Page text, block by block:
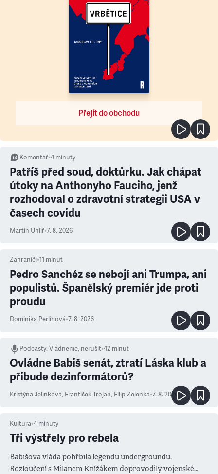
Přejít do obchodu
Komentář•4 minuty
Patříš před soud, doktůrku. Jak chápat
útoky na Anthonyho Fauciho, jenž
rozhodoval o zdravotní strategii USA v
časech covidu
Martin Uhlíř•7. 8. 2026
Zahraničí•11 minut
Pedro Sanchéz se nebojí ani Trumpa, ani
populistů. Španělský premiér jde proti
proudu
Dominika Perlínová•7. 8. 2026
Podcasty:Vládneme, nerušit•42 minut
Ovládne Babiš senát, ztratí Láska klub a
přibude dezinformátorů?
Kristýna Jelínková, František Trojan, Filip Zelenka•7. 8. 2026
Kultura•4 minuty
Tři výstřely pro rebela
Babišova vláda pohřbila legendu undergroundu.
Rozloučení s Milanem Knížákem doprovodily vojenské